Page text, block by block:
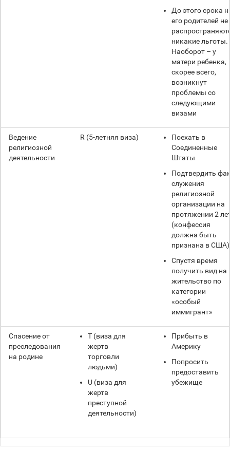
До этого срока
его родителей не
никакие льготы.
Наоборот – у
матери ребенка,
скорее всего,
возникнут
проблемы со
следующими
визами
Ведение
религиозной
деятельности
R (5-летняя виза)
Поехать в
Соединенные
Штаты
Подтвердить
служения
религиозной
организации на
протяжении 2
(конфессия
должна быть
признана в США)
Спустя время
получить вид на
жительство по
категории
«особый
иммигрант»
Спасение от
преследования
на родине
T (виза для
жертв
торговли
людьми)
U (виза для
жертв
преступной
деятельности)
Прибыть в
Америку
Попросить
предоставить
убежище